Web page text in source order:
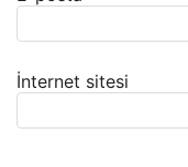
İnternet sitesi